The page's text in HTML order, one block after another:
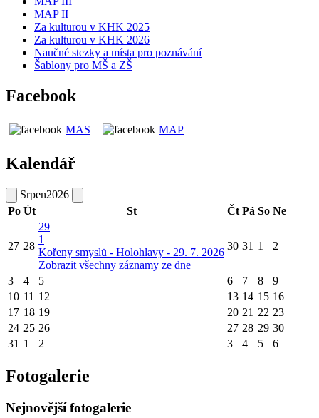
MAP II
Za kulturou v KHK 2025
Za kulturou v KHK 2026
Naučné stezky a místa pro poznávání
Šablony pro MŠ a ZŠ
Facebook
MAS MAP
Kalendář
Srpen2026
Po Út St Čt Pá So Ne
27 28
29
1
Kořeny smyslů - Holohlavy - 29. 7. 2026
Zobrazit všechny záznamy ze dne
30 31 1 2
3 4 5 6 7 8
9
10 11 12 13 14 15 16
17 18 19 20 21 22 23
24 25 26 27 28 29 30
31 1 2 3 4 5 6
Fotogalerie
Nejnovější fotogalerie